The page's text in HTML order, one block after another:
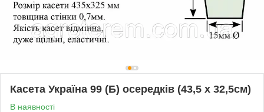
Касета Україна 99 (Б) осередків (43,5 х 32,5см)
В наявності